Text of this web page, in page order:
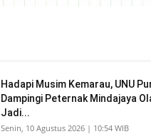
Hadapi Musim Kemarau, UNU
Dampingi Peternak Mindajaya
Jadi...
Senin, 10 Agustus 2026 | 10:54 WIB